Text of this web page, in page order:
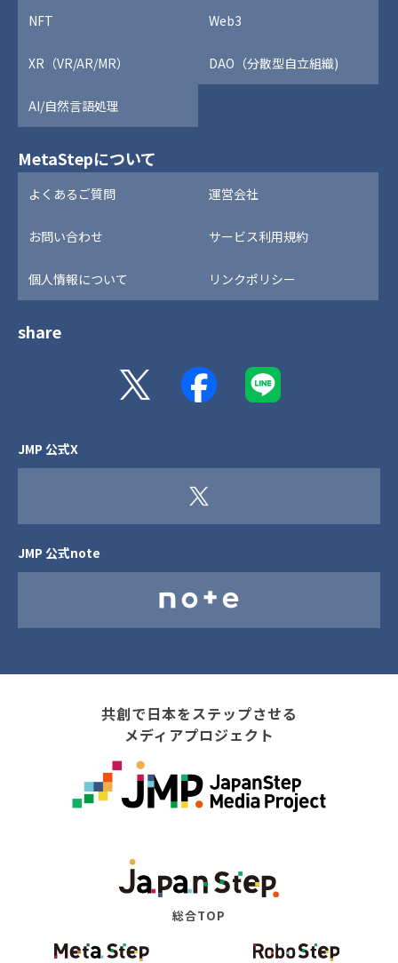
NFT Web3
XR（VR/AR/MR） DAO（分散型自立組織)
AI/自然言語処理
MetaStepについて
よくあるご質問 運営会社
お問い合わせ サービス利用規約
個人情報について リンクポリシー
share
JMP 公式X
JMP 公式note
共創で日本をステップさせる
メディアプロジェクト
総合TOP